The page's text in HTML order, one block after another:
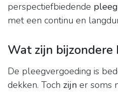
perspectiefbiedende
met een continu en
Wat zijn
De pleegvergoeding is
dekken. Toch zijn er soms